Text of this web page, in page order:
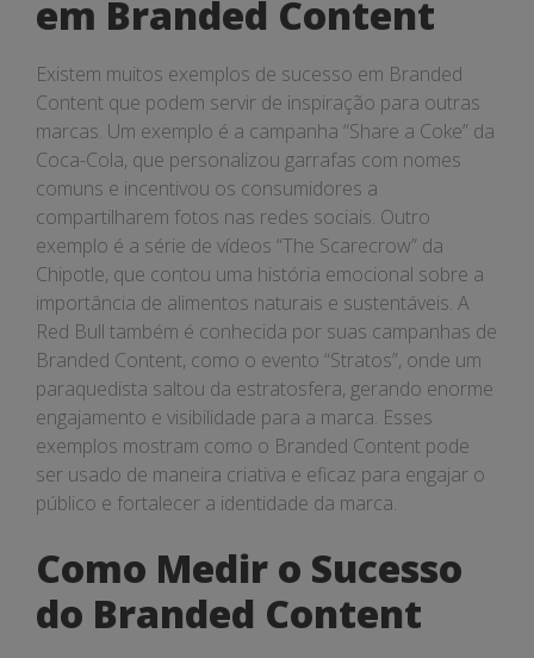
em Branded Content
Existem muitos exemplos de sucesso em Branded
Content que podem servir de inspiração para outras
marcas. Um exemplo é a campanha “Share a Coke” da
Coca-Cola, que personalizou garrafas com nomes
comuns e incentivou os consumidores a
compartilharem fotos nas redes sociais. Outro
exemplo é a série de vídeos “The Scarecrow” da
Chipotle, que contou uma história emocional sobre a
importância de alimentos naturais e sustentáveis. A
Red Bull também é conhecida por suas campanhas de
Branded Content, como o evento “Stratos”, onde um
paraquedista saltou da estratosfera, gerando enorme
engajamento e visibilidade para a marca. Esses
exemplos mostram como o Branded Content pode
ser usado de maneira criativa e eficaz para engajar o
público e fortalecer a identidade da marca.
Como Medir o Sucesso
do Branded Content